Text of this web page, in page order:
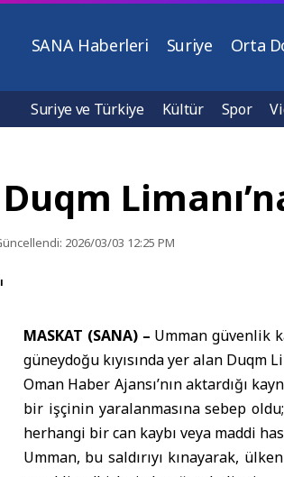
SANA Haberleri Suriye Orta
Suriye ve Türkiye Kültür Spor
2026/03/03 12:25 PM
MASKAT (SANA) – Umman güvenlik
güneydoğu kıyısında yer alan Duqm
Oman Haber Ajansı’nın aktardığı
bir işçinin yaralanmasına sebep
herhangi bir can kaybı veya maddi
Umman, bu saldırıyı kınayarak,